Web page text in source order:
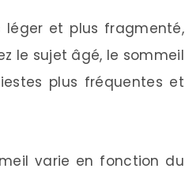
léger et plus fragmenté,
le sujet âgé, le sommeil
plus fréquentes et
varie en fonction du